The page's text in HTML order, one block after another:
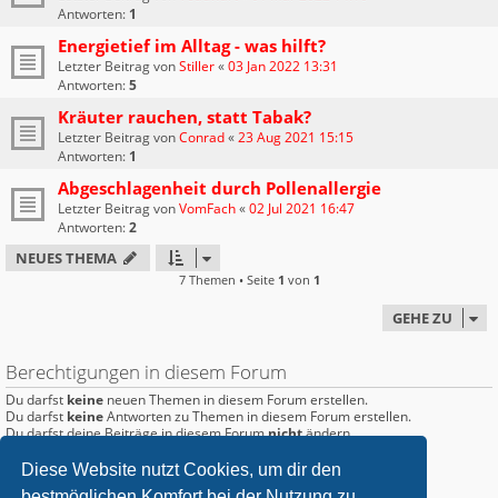
Diese Website nutzt Cookies, um dir den
Antworten: 1
Energietief im Alltag - was hilft?
Letzter Beitrag vonStiller«03 Jan 2022 13:31
Antworten:5
Kräuter rauchen, statt Tabak?
Letzter Beitrag vonConrad«23 Aug 2021 15:15
Antworten: 1
Abgeschlagenheit durch Pollenallergie
Letzter Beitrag vonVomFach«02 Jul 2021 16:47
Antworten:2
NEUES THEMA
7 Themen • Seite 1 von 1
GEHE ZU
Berechtigungen in diesem Forum
Du darfst keine neuen Themen in diesem Forum erstellen.
Du darfst keineAntworten zu Themen in diesem Forum erstellen.
Du darfst deine Beiträge in diesem Forumnichtändern.
Du darfstkeineDateianhänge in diesem Forum erstellen.